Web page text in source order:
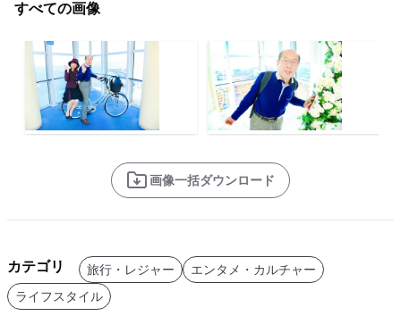
すべての画像
画像一括ダウンロード
カテゴリ 旅行・レジャー
エンタメ・カルチャー
ライフスタイル